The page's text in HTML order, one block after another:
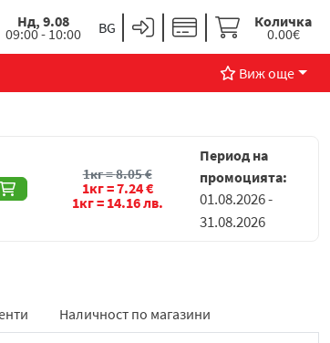
Нд, 9.08
09:00 - 10:00
Количка
0.00€
Виж още
1кг =8.05€
1кг =7.24€
1кг = 14.16лв.
Период на
промоцията:
01.08.2026 -
31.08.2026
Наличност по магазини